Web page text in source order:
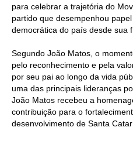
para celebrar a trajetória do
partido que desempenhou
democrática do país desde sua
Segundo João Matos, o
pelo reconhecimento e pela
por seu pai ao longo da vida
uma das principais lideranças
João Matos recebeu a
contribuição para o
desenvolvimento de Santa